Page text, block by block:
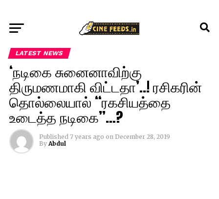
LATEST NEWS
‘நடிகை சுனைனாவிற்கு
திருமணமாகி விட்டதா’..! ரசிகரின்
தொல்லையால் “ரகசியத்தை
உடைத்த நடிகை”…?
Published 7 years ago on December 28, 2019
By Abdul